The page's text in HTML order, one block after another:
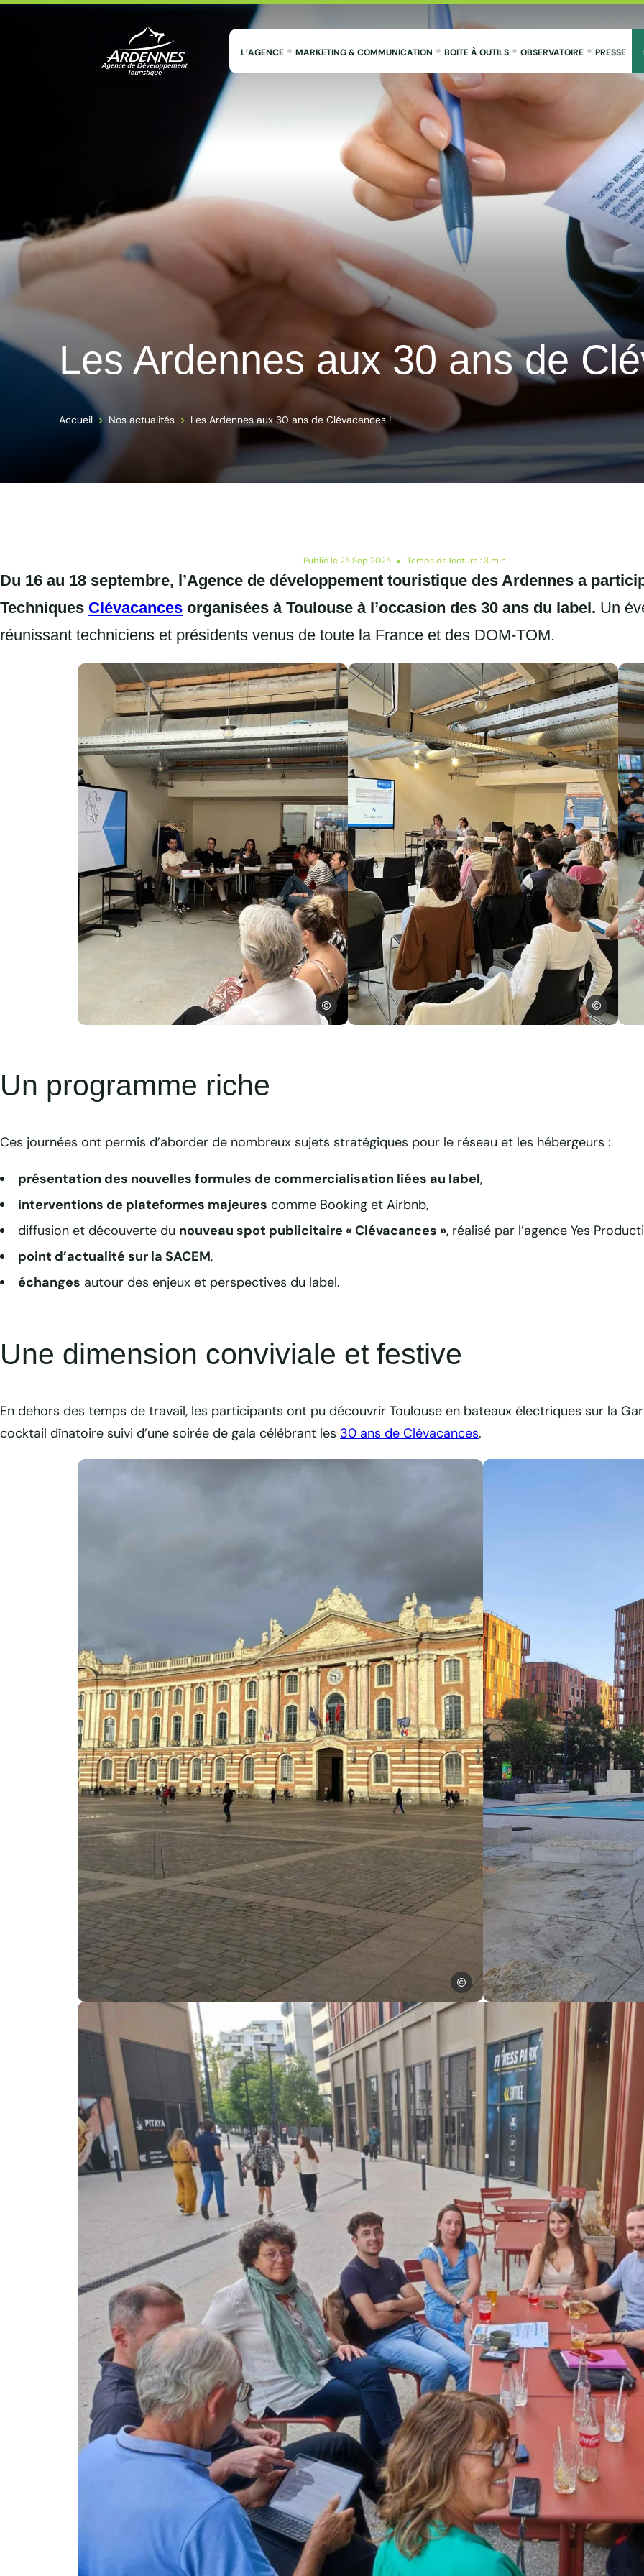
ADT des Ardennes Pro
L’AGENCE MARKETING & COMMUNICATION BOITE À OUTILS OBSERVATOIRE PRESSE
Les Ardennes aux 30 ans de
Accueil Nos actualités Les Ardennes aux 30 ans de Clévacances !
Publié le 25 Sep 2025 Temps de lecture : 3 min.
Du 16 au 18 septembre, l’Agence de développement touristique des Ardennes a
Techniques Clévacances organisées à Toulouse à l’occasion des 30 ans du label. Un
réunissant techniciens et présidents venus de toute la France et des DOM-TOM.
Journées techniques Clévacances septembre 2025 – 30 ans à Toulouse, © Christian Biancaniello Clevacances France
Christian Biancaniello Clevacances France
Journées techniques Clévacances septembre 2025 à
Christian
Un programme riche
Ces journées ont permis d’aborder de nombreux sujets stratégiques pour le réseau et les hébergeurs :
présentation des nouvelles formules de commercialisation liées au label,
interventions de plateformes majeures comme Booking et Airbnb,
diffusion et découverte du nouveau spot publicitaire « Clévacances », réalisé par l’agence Yes
point d’actualité sur la SACEM,
échanges autour des enjeux et perspectives du label.
Une dimension conviviale et festive
En dehors des temps de travail, les participants ont pu découvrir Toulouse en bateaux électriques sur la
cocktail dînatoire suivi d’une soirée de gala célébrant les 30 ans de Clévacances.
Photo, © Amélie Wateau – ADTA
Amélie Wateau – ADTA
Hôtel à Toulours lors des